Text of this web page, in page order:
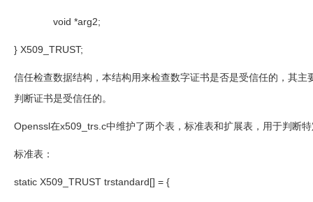
void *arg2;
} X509_TRUST;
信任检查数据结构，本结构用来检查数字证书是否是受信任的，其主
判断证书是受信任的。
Openssl在x509_trs.c中维护了两个表，标准表和扩展表，用于判断
标准表：
static X509_TRUST trstandard[] = {